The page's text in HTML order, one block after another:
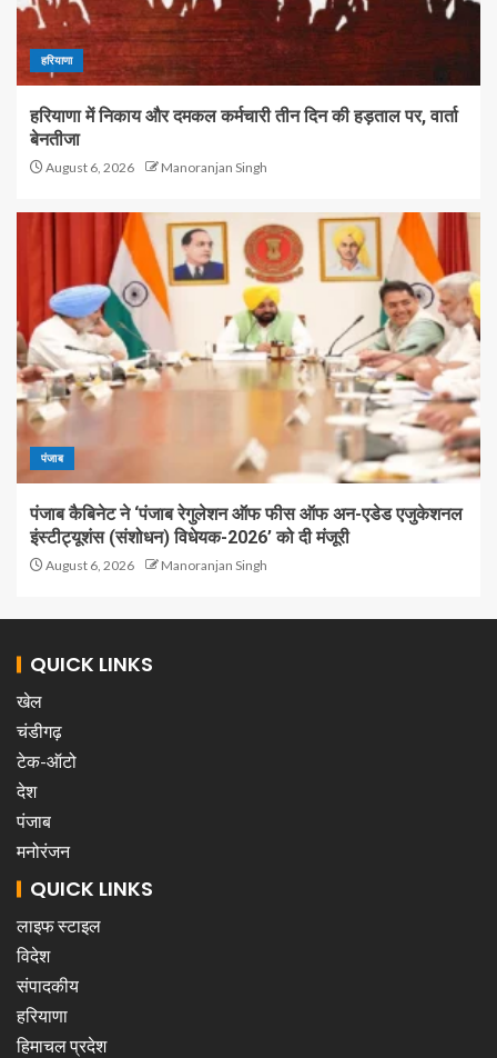
हरियाणा
हरियाणा में निकाय और दमकल कर्मचारी तीन दिन की हड़ताल पर, वार्ता
बेनतीजा
August 6, 2026 Manoranjan Singh
पंजाब
पंजाब कैबिनेट ने ‘पंजाब रेगुलेशन ऑफ फीस ऑफ अन-एडेड एजुकेशनल
इंस्टीट्यूशंस (संशोधन) विधेयक-2026’ को दी मंजूरी
August 6, 2026 Manoranjan Singh
QUICK LINKS
खेल
चंडीगढ़
टेक-ऑटो
देश
पंजाब
मनोरंजन
QUICK LINKS
लाइफ स्टाइल
विदेश
संपादकीय
हरियाणा
हिमाचल प्रदेश